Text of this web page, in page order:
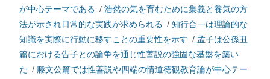
が中心テーマである / 浩然の気を育むために集義と養気の方
法が示され日常的な実践が求められる / 知行合一は理論的な
知識を実際に行動に移すことの重要性を示す / 孟子は公孫丑
篇における告子との論争を通じ性善説の強固な基盤を築い
た / 滕文公篇では性善説や四端の情道徳観教育論が中心テー